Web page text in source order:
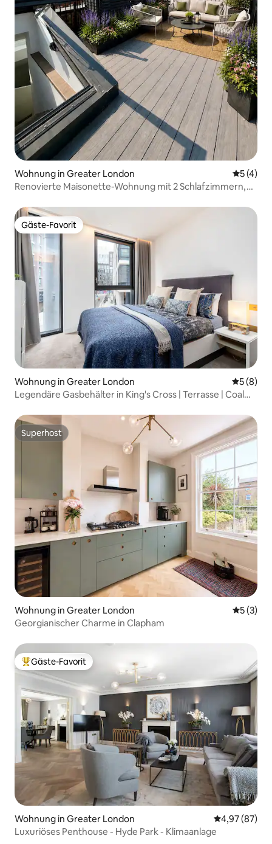
Wohnung in Greater London
5 (4)
Renovierte Maisonette-Wohnung mit 2 Schlafzimmern,
Gäste-Favorit
Gäste-Favorit
Wohnung in Greater London
5 (8)
Legendäre Gasbehälter in King's Cross | Terrasse | Coal
Superhost
Superhost
Wohnung in Greater London
5 (3)
Georgianischer Charme in Clapham
Beliebter Gäste-Favorit.
Gäste-Favorit
Wohnung in Greater London
4,97 (87)
Luxuriöses Penthouse - Hyde Park - Klimaanlage